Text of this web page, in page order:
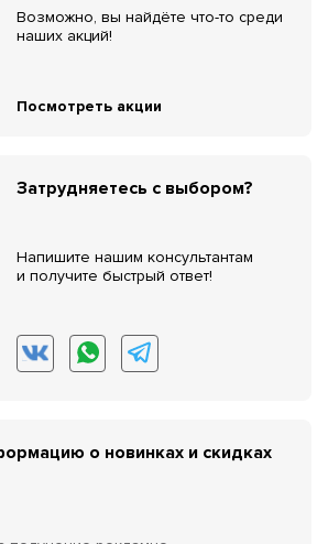
Возможно, вы найдёте что-то среди
наших акций!
Посмотреть акции
Затрудняетесь с выбором?
Напишите нашим консультантам
и получите быстрый ответ!
о новинках и скидках